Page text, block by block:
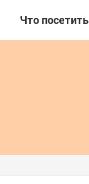
Что посетить